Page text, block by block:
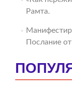
Рамта.
Послание